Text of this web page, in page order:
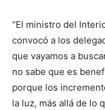
“El ministro del
convocó a los
que vayamos a
no sabe que es
porque los
la luz, más allá de lo